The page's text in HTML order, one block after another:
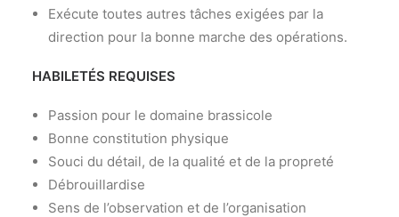
Exécute toutes autres tâches exigées par la
direction pour la bonne marche des opérations.
HABILETÉS REQUISES
Passion pour le domaine brassicole
Bonne constitution physique
Souci du détail, de la qualité et de la propreté
Débrouillardise
Sens de l’observation et de l’organisation